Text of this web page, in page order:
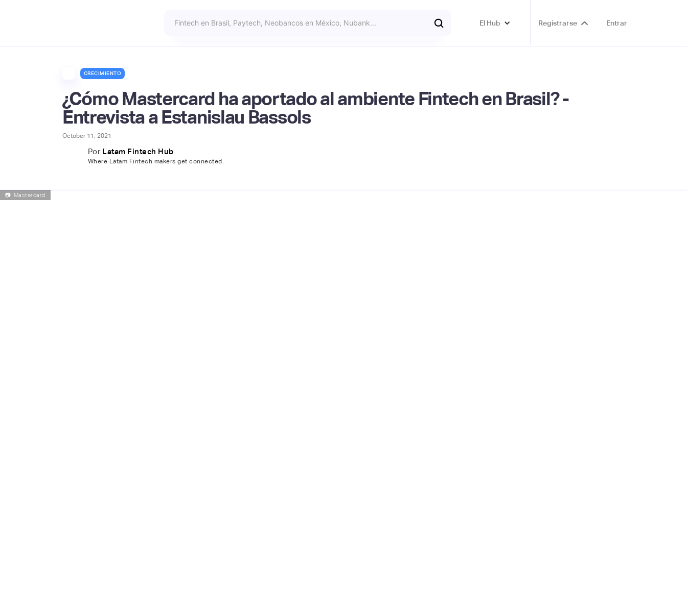
El Hub Registrarse Entrar
CRECIMIENTO
¿Cómo Mastercard ha aportado al ambiente Fintech en Brasil? -
Entrevista a Estanislau Bassols
October 11, 2021
Por Latam Fintech Hub
Where Latam Fintech makers get connected.
📷 Mastercard